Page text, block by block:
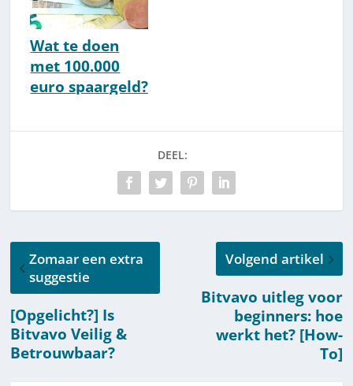
Wat te doen
met 100.000
euro spaargeld?
DEEL:
Zomaar een extra
suggestie
[Opgelicht?] Is
Bitvavo Veilig &
Betrouwbaar?
Volgend artikel
Bitvavo uitleg voor
beginners: hoe
werkt het? [How-
To]